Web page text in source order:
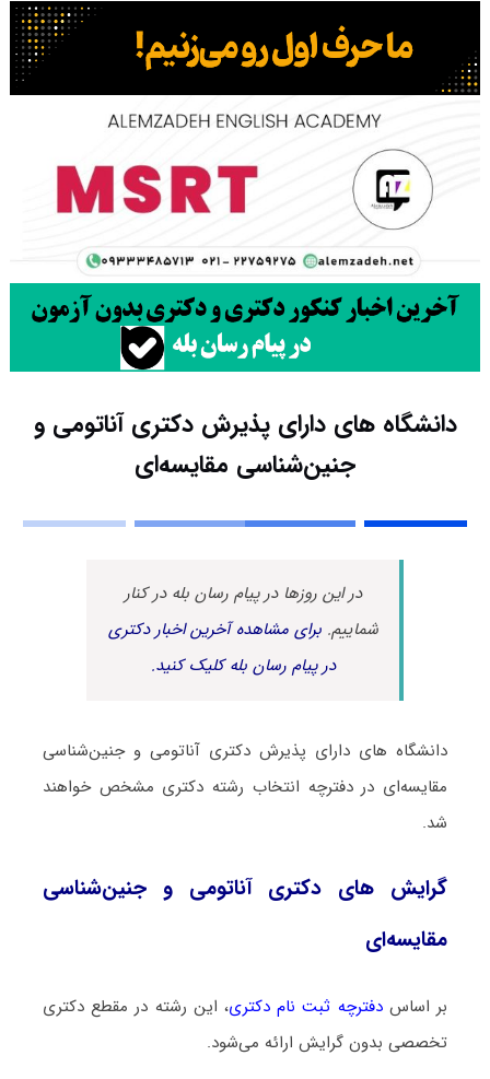
دانشگاه های دارای پذیرش دکتری آﻧﺎﺗﻮمی و
ﺟﻨﻴﻦﺷﻨﺎسی ﻣﻘﺎﻳﺴﻪای
در این روزها در پیام رسان بله در کنار
شماییم.برای مشاهده آخرین اخبار دکتری
در پیام رسان بله کلیک کنید.
دانشگاه های دارای پذیرش دکتری آﻧﺎﺗﻮمی و ﺟﻨﻴﻦﺷﻨﺎسی
ﻣﻘﺎﻳﺴﻪای در دفترچه انتخاب رشته دکتری مشخص خواهند
شد.
گرایش های دکتری آﻧﺎﺗﻮمی و ﺟﻨﻴﻦﺷﻨﺎسی
ﻣﻘﺎﻳﺴﻪای
بر اساسدفترچه ثبت نام دکتری، این رشته در مقطع دکتری
تخصصی بدون گرایش ارائه می‌شود.